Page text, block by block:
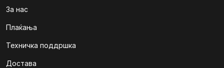
За нас
Плаќања
Техничка поддршка
Достава